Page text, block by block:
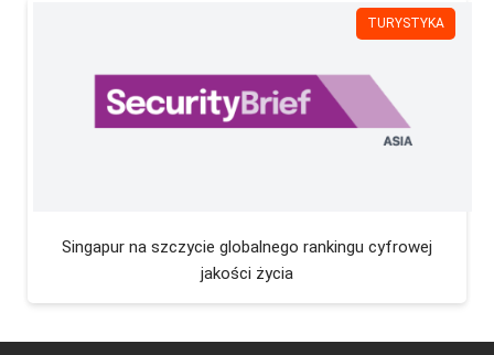
TURYSTYKA
Singapur na szczycie globalnego rankingu cyfrowej
jakości życia